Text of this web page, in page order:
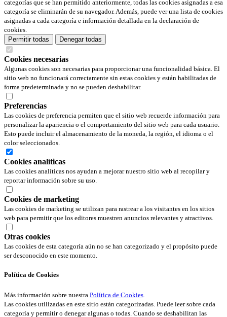
categorías que se han permitido anteriormente, todas las cookies asignadas a esa
categoría se eliminarán de su navegador. Además, puede ver una lista de cookies
asignadas a cada categoría e información detallada en la declaración de
cookies.
Permitir todas
Denegar todas
Cookies necesarias
Algunas cookies son necesarias para proporcionar una funcionalidad básica. El
sitio web no funcionará correctamente sin estas cookies y están habilitadas de
forma predeterminada y no se pueden deshabilitar.
Preferencias
Las cookies de preferencia permiten que el sitio web recuerde información para
personalizar la apariencia o el comportamiento del sitio web para cada usuario.
Esto puede incluir el almacenamiento de la moneda, la región, el idioma o el
color seleccionados.
Cookies analíticas
Las cookies analíticas nos ayudan a mejorar nuestro sitio web al recopilar y
reportar información sobre su uso.
Cookies de marketing
Las cookies de marketing se utilizan para rastrear a los visitantes en los sitios
web para permitir que los editores muestren anuncios relevantes y atractivos.
Otras cookies
Las cookies de esta categoría aún no se han categorizado y el propósito puede
ser desconocido en este momento.
Política de Cookies
Más información sobre nuestra Política de Cookies.
Las cookies utilizadas en este sitio están categorizadas. Puede leer sobre cada
categoría y permitir o denegar algunas o todas. Cuando se deshabilitan las